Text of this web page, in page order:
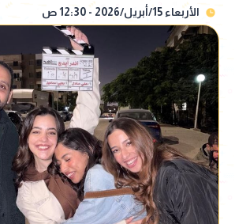
الأربعاء 15/أبريل/2026 - 12:30 ص